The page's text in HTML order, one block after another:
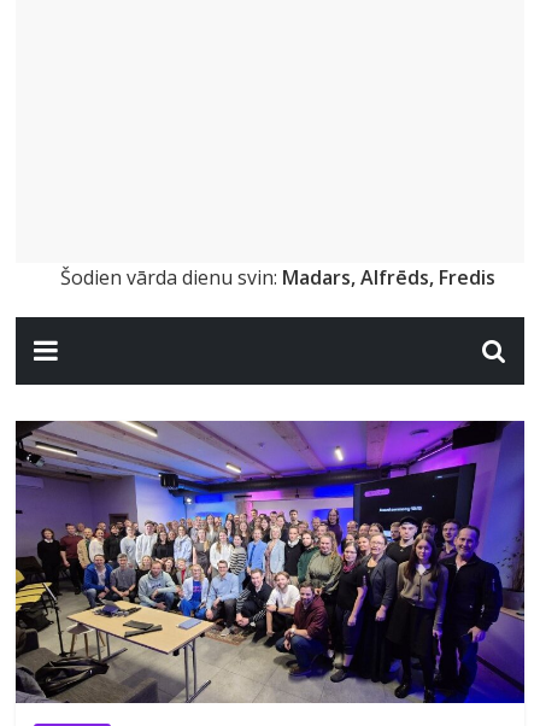
Šodien vārda dienu svin: Madars, Alfrēds, Fredis